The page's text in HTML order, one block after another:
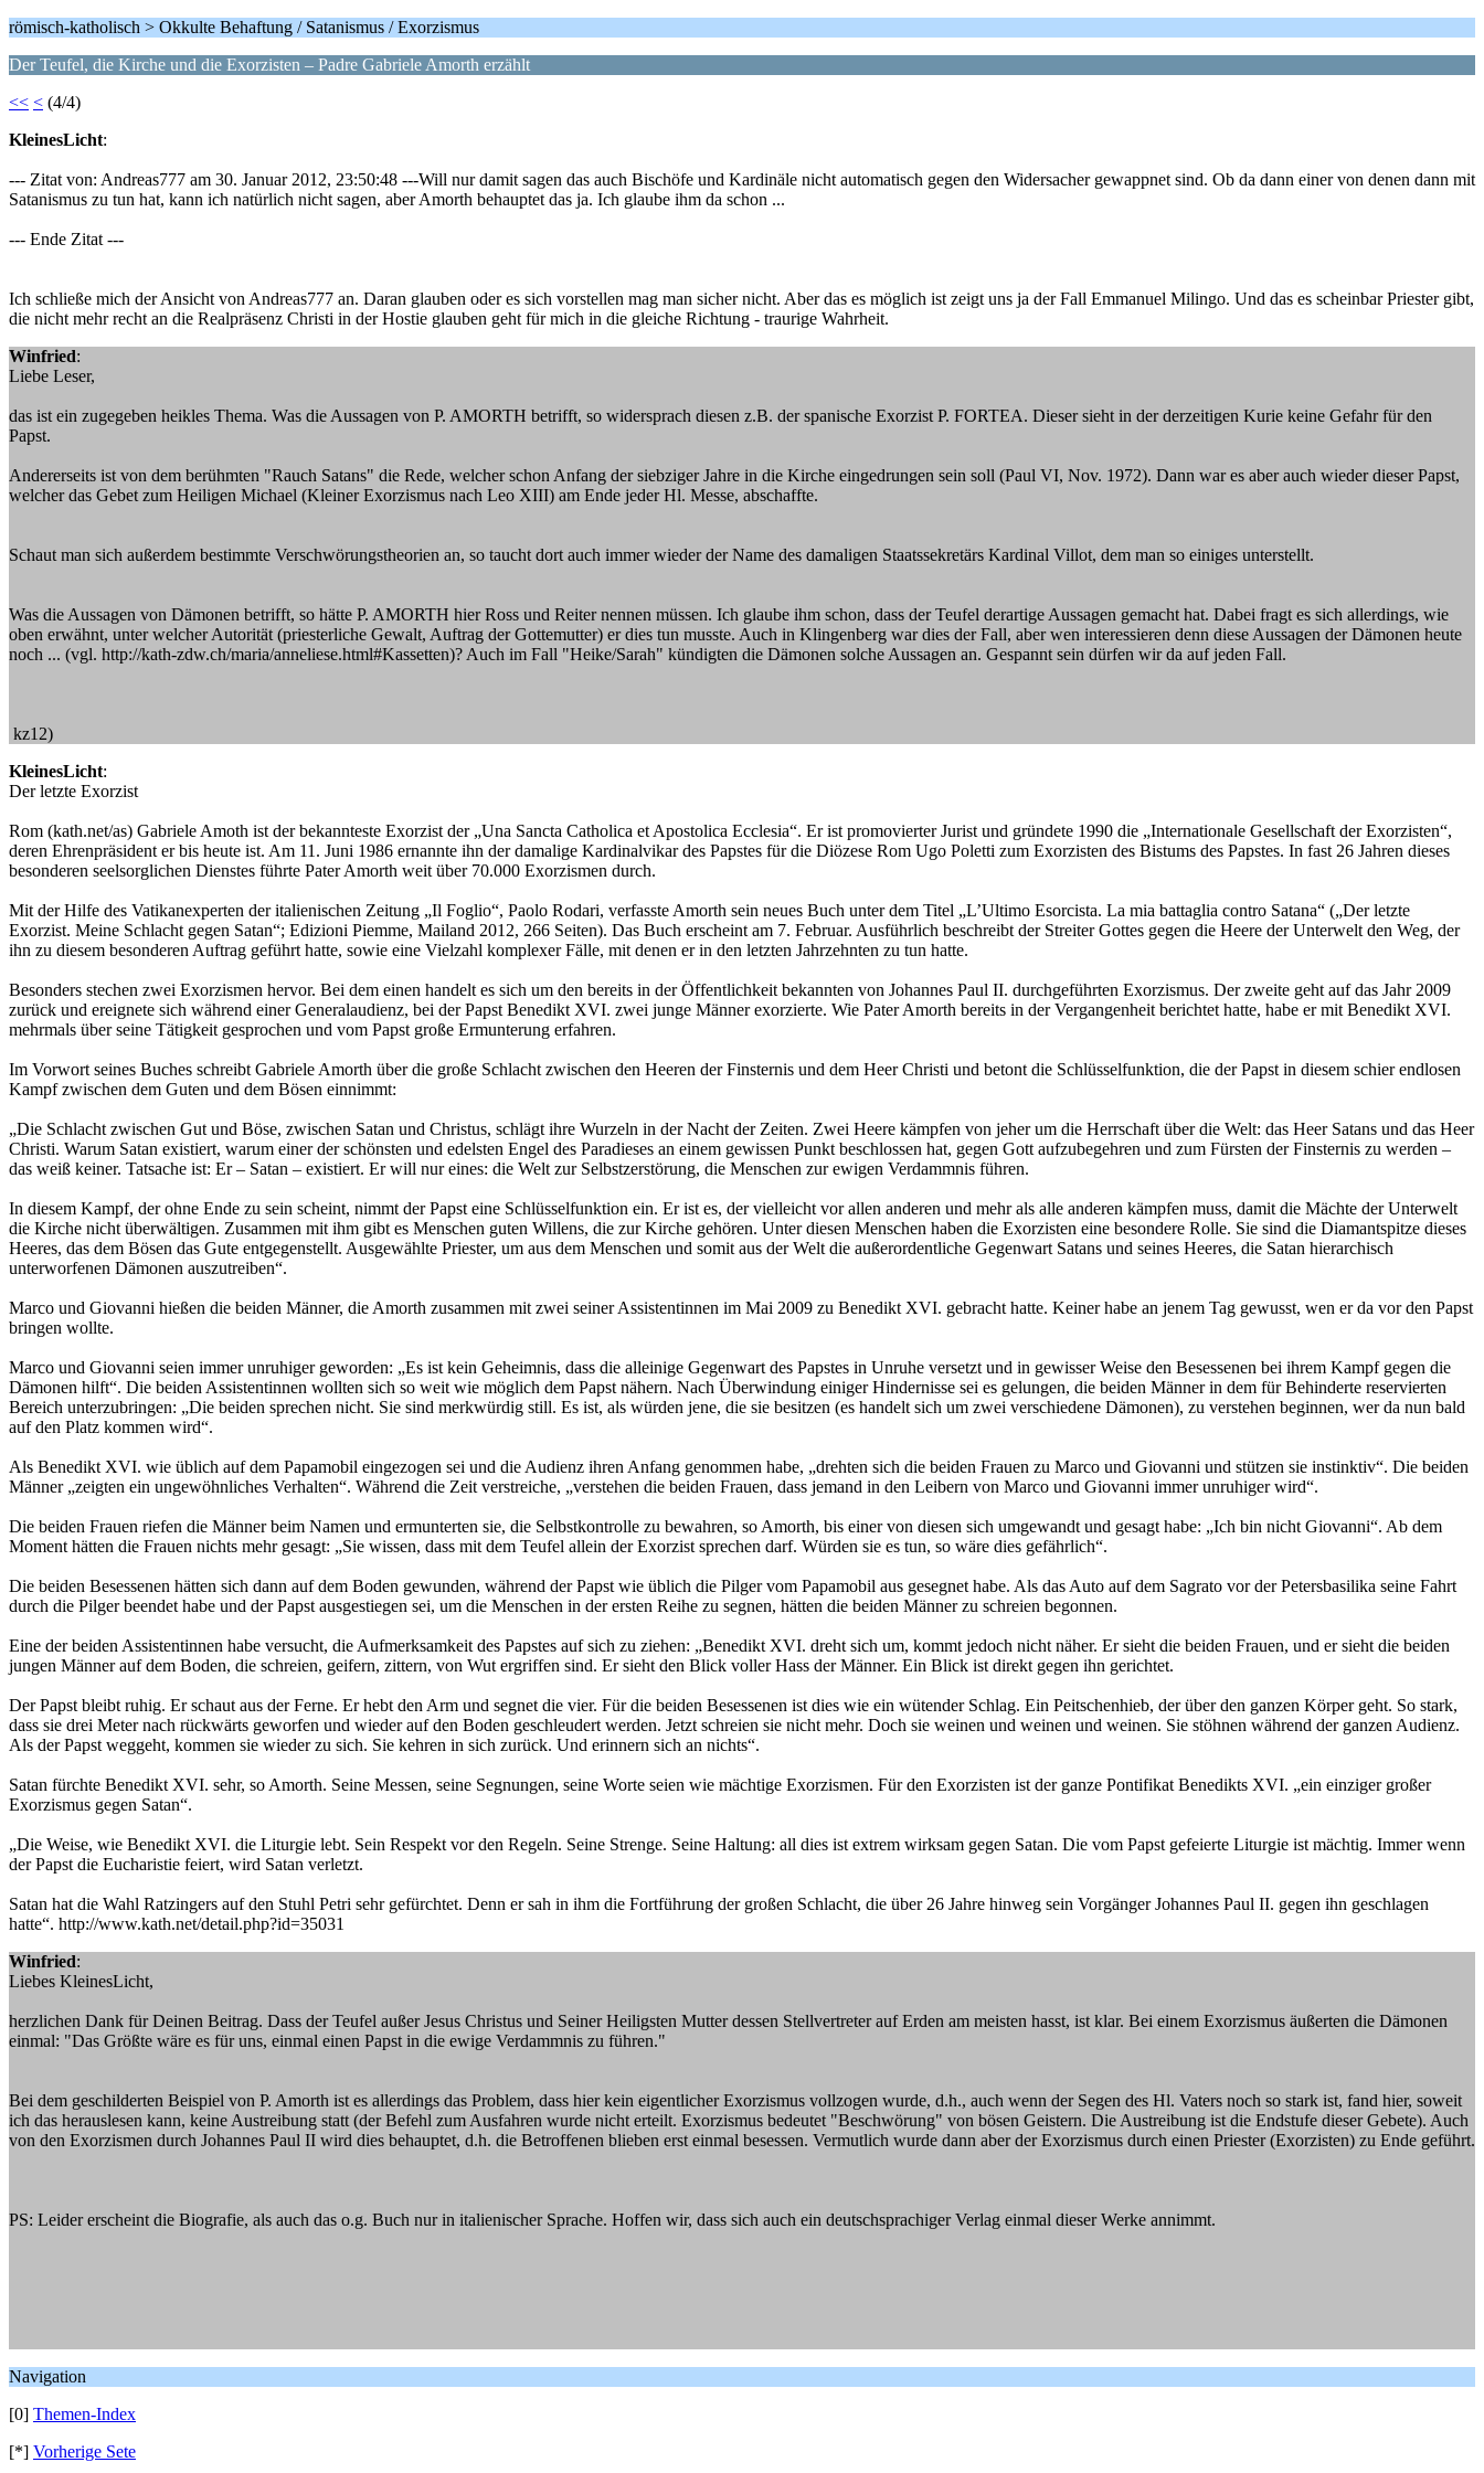
römisch-katholisch > Okkulte Behaftung / Satanismus / Exorzismus
Der Teufel, die Kirche und die Exorzisten – Padre Gabriele Amorth erzählt
<< < (4/4)
KleinesLicht:
--- Zitat von: Andreas777 am 30. Januar 2012, 23:50:48 ---Will nur damit sagen das auch Bischöfe und Kardinäle nicht automatisch gegen den Widersacher gewappnet sind. Ob da dann einer von denen dann mit
Satanismus zu tun hat, kann ich natürlich nicht sagen, aber Amorth behauptet das ja. Ich glaube ihm da schon ...
--- Ende Zitat ---
Ich schließe mich der Ansicht von Andreas777 an. Daran glauben oder es sich vorstellen mag man sicher nicht. Aber das es möglich ist zeigt uns ja der Fall Emmanuel Milingo. Und das es scheinbar Priester gibt,
die nicht mehr recht an die Realpräsenz Christi in der Hostie glauben geht für mich in die gleiche Richtung - traurige Wahrheit.
Winfried:
Liebe Leser,
das ist ein zugegeben heikles Thema. Was die Aussagen von P. AMORTH betrifft, so widersprach diesen z.B. der spanische Exorzist P. FORTEA. Dieser sieht in der derzeitigen Kurie keine Gefahr für den
Papst.
Andererseits ist von dem berühmten "Rauch Satans" die Rede, welcher schon Anfang der siebziger Jahre in die Kirche eingedrungen sein soll (Paul VI, Nov. 1972). Dann war es aber auch wieder dieser Papst,
welcher das Gebet zum Heiligen Michael (Kleiner Exorzismus nach Leo XIII) am Ende jeder Hl. Messe, abschaffte.
Schaut man sich außerdem bestimmte Verschwörungstheorien an, so taucht dort auch immer wieder der Name des damaligen Staatssekretärs Kardinal Villot, dem man so einiges unterstellt.
Was die Aussagen von Dämonen betrifft, so hätte P. AMORTH hier Ross und Reiter nennen müssen. Ich glaube ihm schon, dass der Teufel derartige Aussagen gemacht hat. Dabei fragt es sich allerdings, wie
oben erwähnt, unter welcher Autorität (priesterliche Gewalt, Auftrag der Gottemutter) er dies tun musste. Auch in Klingenberg war dies der Fall, aber wen interessieren denn diese Aussagen der Dämonen heute
noch ... (vgl. http://kath-zdw.ch/maria/anneliese.html#Kassetten)? Auch im Fall "Heike/Sarah" kündigten die Dämonen solche Aussagen an. Gespannt sein dürfen wir da auf jeden Fall.
kz12)
KleinesLicht:
Der letzte Exorzist
Rom (kath.net/as) Gabriele Amoth ist der bekannteste Exorzist der „Una Sancta Catholica et Apostolica Ecclesia“. Er ist promovierter Jurist und gründete 1990 die „Internationale Gesellschaft der Exorzisten“,
deren Ehrenpräsident er bis heute ist. Am 11. Juni 1986 ernannte ihn der damalige Kardinalvikar des Papstes für die Diözese Rom Ugo Poletti zum Exorzisten des Bistums des Papstes. In fast 26 Jahren dieses
besonderen seelsorglichen Dienstes führte Pater Amorth weit über 70.000 Exorzismen durch.
Mit der Hilfe des Vatikanexperten der italienischen Zeitung „Il Foglio“, Paolo Rodari, verfasste Amorth sein neues Buch unter dem Titel „L’Ultimo Esorcista. La mia battaglia contro Satana“ („Der letzte
Exorzist. Meine Schlacht gegen Satan“; Edizioni Piemme, Mailand 2012, 266 Seiten). Das Buch erscheint am 7. Februar. Ausführlich beschreibt der Streiter Gottes gegen die Heere der Unterwelt den Weg, der
ihn zu diesem besonderen Auftrag geführt hatte, sowie eine Vielzahl komplexer Fälle, mit denen er in den letzten Jahrzehnten zu tun hatte.
Besonders stechen zwei Exorzismen hervor. Bei dem einen handelt es sich um den bereits in der Öffentlichkeit bekannten von Johannes Paul II. durchgeführten Exorzismus. Der zweite geht auf das Jahr 2009
zurück und ereignete sich während einer Generalaudienz, bei der Papst Benedikt XVI. zwei junge Männer exorzierte. Wie Pater Amorth bereits in der Vergangenheit berichtet hatte, habe er mit Benedikt XVI.
mehrmals über seine Tätigkeit gesprochen und vom Papst große Ermunterung erfahren.
Im Vorwort seines Buches schreibt Gabriele Amorth über die große Schlacht zwischen den Heeren der Finsternis und dem Heer Christi und betont die Schlüsselfunktion, die der Papst in diesem schier endlosen
Kampf zwischen dem Guten und dem Bösen einnimmt:
„Die Schlacht zwischen Gut und Böse, zwischen Satan und Christus, schlägt ihre Wurzeln in der Nacht der Zeiten. Zwei Heere kämpfen von jeher um die Herrschaft über die Welt: das Heer Satans und das Heer
Christi. Warum Satan existiert, warum einer der schönsten und edelsten Engel des Paradieses an einem gewissen Punkt beschlossen hat, gegen Gott aufzubegehren und zum Fürsten der Finsternis zu werden –
das weiß keiner. Tatsache ist: Er – Satan – existiert. Er will nur eines: die Welt zur Selbstzerstörung, die Menschen zur ewigen Verdammnis führen.
In diesem Kampf, der ohne Ende zu sein scheint, nimmt der Papst eine Schlüsselfunktion ein. Er ist es, der vielleicht vor allen anderen und mehr als alle anderen kämpfen muss, damit die Mächte der Unterwelt
die Kirche nicht überwältigen. Zusammen mit ihm gibt es Menschen guten Willens, die zur Kirche gehören. Unter diesen Menschen haben die Exorzisten eine besondere Rolle. Sie sind die Diamantspitze dieses
Heeres, das dem Bösen das Gute entgegenstellt. Ausgewählte Priester, um aus dem Menschen und somit aus der Welt die außerordentliche Gegenwart Satans und seines Heeres, die Satan hierarchisch
unterworfenen Dämonen auszutreiben“.
Marco und Giovanni hießen die beiden Männer, die Amorth zusammen mit zwei seiner Assistentinnen im Mai 2009 zu Benedikt XVI. gebracht hatte. Keiner habe an jenem Tag gewusst, wen er da vor den Papst
bringen wollte.
Marco und Giovanni seien immer unruhiger geworden: „Es ist kein Geheimnis, dass die alleinige Gegenwart des Papstes in Unruhe versetzt und in gewisser Weise den Besessenen bei ihrem Kampf gegen die
Dämonen hilft“. Die beiden Assistentinnen wollten sich so weit wie möglich dem Papst nähern. Nach Überwindung einiger Hindernisse sei es gelungen, die beiden Männer in dem für Behinderte reservierten
Bereich unterzubringen: „Die beiden sprechen nicht. Sie sind merkwürdig still. Es ist, als würden jene, die sie besitzen (es handelt sich um zwei verschiedene Dämonen), zu verstehen beginnen, wer da nun bald
auf den Platz kommen wird“.
Als Benedikt XVI. wie üblich auf dem Papamobil eingezogen sei und die Audienz ihren Anfang genommen habe, „drehten sich die beiden Frauen zu Marco und Giovanni und stützen sie instinktiv“. Die beiden
Männer „zeigten ein ungewöhnliches Verhalten“. Während die Zeit verstreiche, „verstehen die beiden Frauen, dass jemand in den Leibern von Marco und Giovanni immer unruhiger wird“.
Die beiden Frauen riefen die Männer beim Namen und ermunterten sie, die Selbstkontrolle zu bewahren, so Amorth, bis einer von diesen sich umgewandt und gesagt habe: „Ich bin nicht Giovanni“. Ab dem
Moment hätten die Frauen nichts mehr gesagt: „Sie wissen, dass mit dem Teufel allein der Exorzist sprechen darf. Würden sie es tun, so wäre dies gefährlich“.
Die beiden Besessenen hätten sich dann auf dem Boden gewunden, während der Papst wie üblich die Pilger vom Papamobil aus gesegnet habe. Als das Auto auf dem Sagrato vor der Petersbasilika seine Fahrt
durch die Pilger beendet habe und der Papst ausgestiegen sei, um die Menschen in der ersten Reihe zu segnen, hätten die beiden Männer zu schreien begonnen.
Eine der beiden Assistentinnen habe versucht, die Aufmerksamkeit des Papstes auf sich zu ziehen: „Benedikt XVI. dreht sich um, kommt jedoch nicht näher. Er sieht die beiden Frauen, und er sieht die beiden
jungen Männer auf dem Boden, die schreien, geifern, zittern, von Wut ergriffen sind. Er sieht den Blick voller Hass der Männer. Ein Blick ist direkt gegen ihn gerichtet.
Der Papst bleibt ruhig. Er schaut aus der Ferne. Er hebt den Arm und segnet die vier. Für die beiden Besessenen ist dies wie ein wütender Schlag. Ein Peitschenhieb, der über den ganzen Körper geht. So stark,
dass sie drei Meter nach rückwärts geworfen und wieder auf den Boden geschleudert werden. Jetzt schreien sie nicht mehr. Doch sie weinen und weinen und weinen. Sie stöhnen während der ganzen Audienz.
Als der Papst weggeht, kommen sie wieder zu sich. Sie kehren in sich zurück. Und erinnern sich an nichts“.
Satan fürchte Benedikt XVI. sehr, so Amorth. Seine Messen, seine Segnungen, seine Worte seien wie mächtige Exorzismen. Für den Exorzisten ist der ganze Pontifikat Benedikts XVI. „ein einziger großer
Exorzismus gegen Satan“.
„Die Weise, wie Benedikt XVI. die Liturgie lebt. Sein Respekt vor den Regeln. Seine Strenge. Seine Haltung: all dies ist extrem wirksam gegen Satan. Die vom Papst gefeierte Liturgie ist mächtig. Immer wenn
der Papst die Eucharistie feiert, wird Satan verletzt.
Satan hat die Wahl Ratzingers auf den Stuhl Petri sehr gefürchtet. Denn er sah in ihm die Fortführung der großen Schlacht, die über 26 Jahre hinweg sein Vorgänger Johannes Paul II. gegen ihn geschlagen
hatte“. http://www.kath.net/detail.php?id=35031
Winfried:
Liebes KleinesLicht,
herzlichen Dank für Deinen Beitrag. Dass der Teufel außer Jesus Christus und Seiner Heiligsten Mutter dessen Stellvertreter auf Erden am meisten hasst, ist klar. Bei einem Exorzismus äußerten die Dämonen
einmal: "Das Größte wäre es für uns, einmal einen Papst in die ewige Verdammnis zu führen."
Bei dem geschilderten Beispiel von P. Amorth ist es allerdings das Problem, dass hier kein eigentlicher Exorzismus vollzogen wurde, d.h., auch wenn der Segen des Hl. Vaters noch so stark ist, fand hier, soweit
ich das herauslesen kann, keine Austreibung statt (der Befehl zum Ausfahren wurde nicht erteilt. Exorzismus bedeutet "Beschwörung" von bösen Geistern. Die Austreibung ist die Endstufe dieser Gebete). Auch
von den Exorzismen durch Johannes Paul II wird dies behauptet, d.h. die Betroffenen blieben erst einmal besessen. Vermutlich wurde dann aber der Exorzismus durch einen Priester (Exorzisten) zu Ende geführt.
PS: Leider erscheint die Biografie, als auch das o.g. Buch nur in italienischer Sprache. Hoffen wir, dass sich auch ein deutschsprachiger Verlag einmal dieser Werke annimmt.
Navigation
[0] Themen-Index
[*] Vorherige Sete